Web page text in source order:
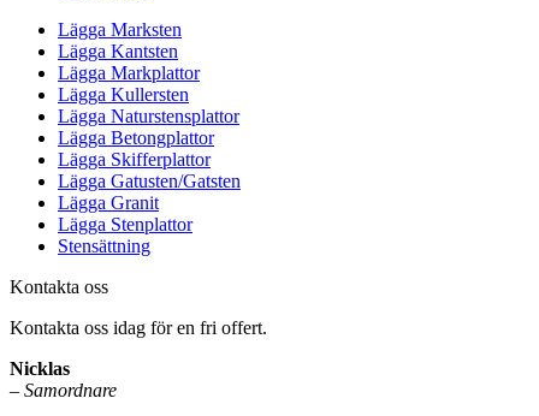
Lägga Marksten
Lägga Kantsten
Lägga Markplattor
Lägga Kullersten
Lägga Naturstensplattor
Lägga Betongplattor
Lägga Skifferplattor
Lägga Gatusten/Gatsten
Lägga Granit
Lägga Stenplattor
Stensättning
Kontakta oss
Kontakta oss idag för en fri offert.
Nicklas
– Samordnare